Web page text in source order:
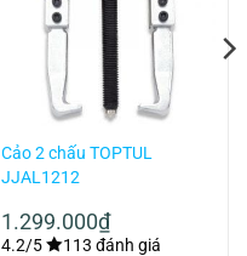
Cảo 2 chấu TOPTUL
JJAL1212
1.299.000₫
4.2/5 113 đánh giá